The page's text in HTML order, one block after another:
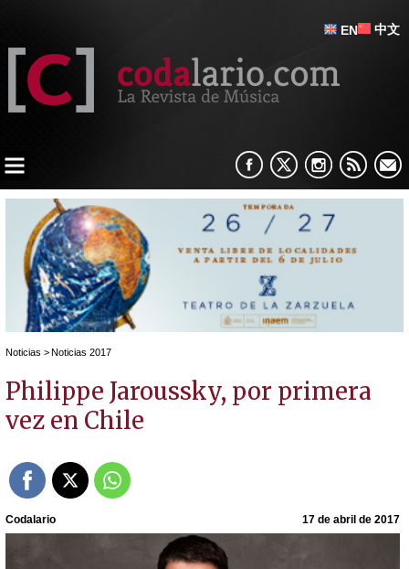
EN 中文
Noticias > Noticias 2017
Philippe Jaroussky, por primera
vez en Chile
Codalario 17 de abril de 2017